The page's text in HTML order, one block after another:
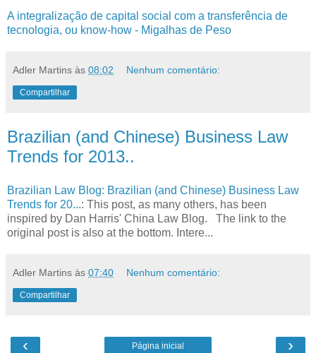
A integralização de capital social com a transferência de
tecnologia, ou know-how - Migalhas de Peso
Adler Martins às 08:02 Nenhum comentário:
Compartilhar
Brazilian (and Chinese) Business Law
Trends for 2013..
Brazilian Law Blog: Brazilian (and Chinese) Business Law
Trends for 20...: This post, as many others, has been
inspired by Dan Harris' China Law Blog. The link to the
original post is also at the bottom. Intere...
Adler Martins às 07:40 Nenhum comentário:
Compartilhar
‹ ›
Página inicial